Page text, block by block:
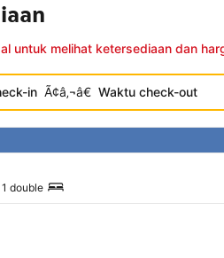
untuk melihat ketersediaan dan
in Ã¢â‚¬â€ Waktu check-out
1 double